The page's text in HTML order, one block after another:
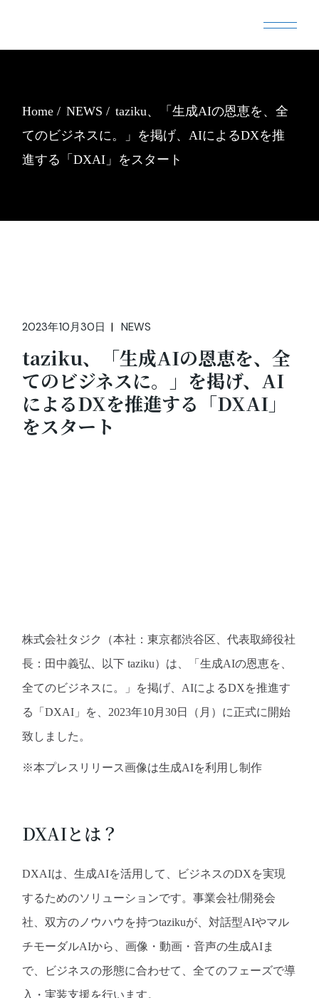
Home NEWS
taziku、「生成AIの恩恵を、全
てのビジネスに。」を掲げ、AIによるDXを推
進する「DXAI」をスタート
2023年10月30日 NEWS
taziku、「生成AIの恩恵を、全
てのビジネスに。」を掲げ、AI
によるDXを推進する「DXAI」
をスタート
株式会社タジク（本社：東京都渋谷区、代表取締役社
長：田中義弘、以下 taziku）は、「生成AIの恩恵を、
全てのビジネスに。」を掲げ、AIによるDXを推進す
る「DXAI」を、2023年10月30日（月）に正式に開始
致しました。
※本プレスリリース画像は生成AIを利用し制作
DXAIとは？
DXAIは、生成AIを活用して、ビジネスのDXを実現
するためのソリューションです。事業会社/開発会
社、双方のノウハウを持つtazikuが、対話型AIやマル
チモーダルAIから、画像・動画・音声の生成AIま
で、ビジネスの形態に合わせて、全てのフェーズで導
入・実装支援を行います。